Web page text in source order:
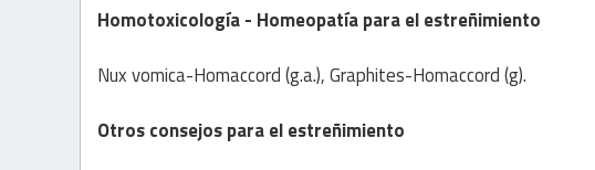
Homotoxicología - Homeopatía para el estreñimiento
Nux vomica-Homaccord (g.a.), Graphites-Homaccord (g).
Otros consejos para el estreñimiento